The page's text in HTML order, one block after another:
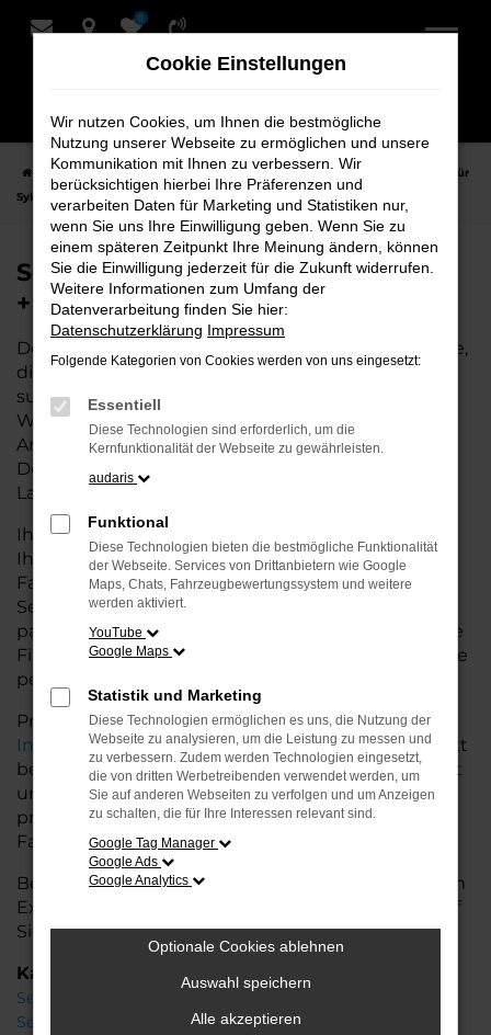
Zum
0
Startseite Syke Seat
Seat Arona Fahrzeuge bei Schmidt + Koch für
Syke
Seat Arona Fahrzeuge bei Schmidt
+ Koch für Syke
Der Seat Arona ist die perfekte Wahl für alle in Syke,
die ein zuverlässiges und modernes Fahrzeug
suchen. Ob für den täglichen Arbeitsweg,
Wochenendausflüge oder lange Reisen, der Seat
Arona bietet Komfort, Effizienz und modernes
Design, das sowohl in der Stadt als auch auf dem
Land glänzt.
Ihr Seat Autohaus in der Nähe von Syke bietet
Ihnen neben einer breiten Auswahl an Seat
Fahrzeugen auch umfassende Beratung und
Service. Wir unterstützen Sie bei der Auswahl des
passenden Modells und bieten maßgeschneiderte
Finanzierungslösungen sowie Leasingoptionen, die
perfekt zu Ihrem Budget und Bedarf passen.
Profitieren Sie von zusätzlichen Services wie
Inzahlungnahme,Wartung und Reparaturendirekt
bei Ihrem Seat Autohaus in der Nähe von Syke. Mit
unserer großen Auswahl an Fahrzeugen und der
professionellen Beratung finden Sie bei uns das
Fahrzeug, das Ihre Ansprüche erfüllt.
Besuchen Sie uns und lassen Sie sich von unserem
Expertenteam beraten – der Seat Arona wartet auf
Sie!
Kategorie
Seat Arona Neuwagen Syke
Seat Arona Gebrauchtwagen Syke
Cookie Einstellungen
Wir nutzen Cookies, um Ihnen die bestmögliche
Nutzung unserer Webseite zu ermöglichen und unsere
Kommunikation mit Ihnen zu verbessern. Wir
berücksichtigen hierbei Ihre Präferenzen und
verarbeiten Daten für Marketing und Statistiken nur,
wenn Sie uns Ihre Einwilligung geben. Wenn Sie zu
einem späteren Zeitpunkt Ihre Meinung ändern, können
Sie die Einwilligung jederzeit für die Zukunft widerrufen.
Weitere Informationen zum Umfang der
Datenverarbeitung finden Sie hier:
Datenschutzerklärung Impressum
Folgende Kategorien von Cookies werden von uns eingesetzt:
Essentiell
Diese Technologien sind erforderlich, um die
Kernfunktionalität der Webseite zu gewährleisten.
audaris
Funktional
Diese Technologien bieten die bestmögliche Funktionalität
der Webseite. Services von Drittanbietern wie Google
Maps, Chats, Fahrzeugbewertungssystem und weitere
werden aktiviert.
YouTube
Google Maps
Statistik und Marketing
Diese Technologien ermöglichen es uns, die Nutzung der
Webseite zu analysieren, um die Leistung zu messen und
zu verbessern. Zudem werden Technologien eingesetzt,
die von dritten Werbetreibenden verwendet werden, um
Sie auf anderen Webseiten zu verfolgen und um Anzeigen
zu schalten, die für Ihre Interessen relevant sind.
Google Tag Manager
Google Ads
Google Analytics
Optionale Cookies ablehnen
Auswahl speichern
Alle akzeptieren